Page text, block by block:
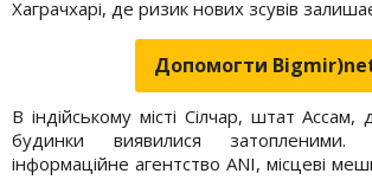
Хаграчхарі, де ризик нових зсувів
Допомогти
В індійському місті Сілчар, штат Ассам,
будинки виявилися затопленими.
інформаційне агентство ANI, місцеві